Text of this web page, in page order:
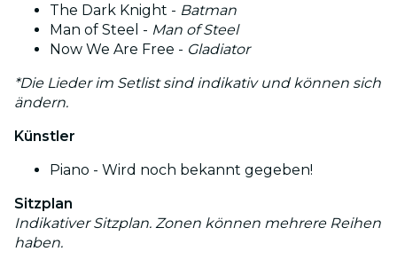
The Dark Knight - Batman
Man of Steel - Man of Steel
Now We Are Free - Gladiator
*Die Lieder im Setlist sind indikativ und können sich
ändern.
Künstler
Piano - Wird noch bekannt gegeben!
Sitzplan
Indikativer Sitzplan. Zonen können mehrere Reihen
haben.